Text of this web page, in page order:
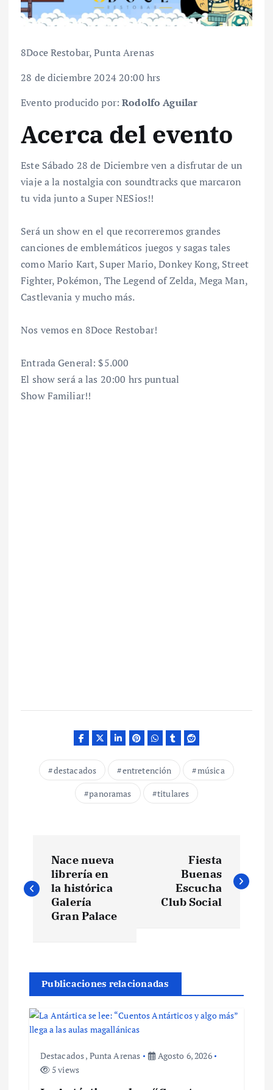
8Doce Restobar, Punta Arenas
28 de diciembre 2024 20:00 hrs
Evento producido por:Rodolfo Aguilar
Acerca del evento
Este Sábado 28 de Diciembre ven a disfrutar de un
viaje a la nostalgia con soundtracks que marcaron
tu vida junto a Super NESios!!
Será un show en el que recorreremos grandes
canciones de emblemáticos juegos y sagas tales
como Mario Kart, Super Mario, Donkey Kong, Street
Fighter, Pokémon, The Legend of Zelda, Mega Man,
Castlevania y mucho más.
Nos vemos en 8Doce Restobar!
Entrada General: $5.000
El show será a las 20:00 hrs puntual
Show Familiar!!
destacados entretención
música
panoramas
titulares
a
g
a
c
Nace nueva
librería en
la histórica
Galería
Gran Palace
Fiesta
Buenas
Escucha
Club Social
Publicaciones relacionadas
Destacados, Punta Arenas
Agosto 6, 2026
5 views